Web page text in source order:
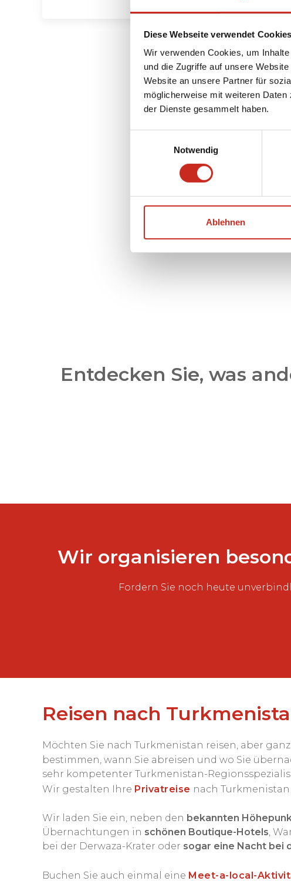
Diese Webseite verwendet Cookies
Wir verwenden Cookies, um
und die Zugriffe auf unsere
Website an unsere Partner für
möglicherweise mit weiteren
der Dienste gesammelt haben.
Notwendig
Ablehnen
Sehen
Entdecken Sie, was
Wir organisieren
Fordern Sie noch heute
Reisen nach
Möchten Sie nach Turkmenistan reisen, aber
bestimmen, wann Sie abreisen und wo Sie
sehr kompetenter Turkmenistan-
Wir gestalten Ihre Privatreise nach
Wir laden Sie ein, neben den bekannten
Übernachtungen in schönen Boutique-Hotels,
bei der Derwaza-Krater oder sogar eine Nacht bei
Buchen Sie auch einmal eine Meet-a-local-